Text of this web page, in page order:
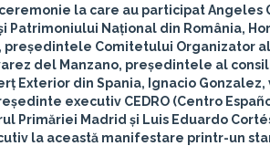
la care au participatAngeles
Patrimoniului Național din România,
, președintele Comitetului Organizator
del Manzano, președintele al
Exterior din Spania, Ignacio Gonzalez,
executiv CEDRO (Centro
Primăriei Madrid și Luis Eduardo
la această manifestare printr-un